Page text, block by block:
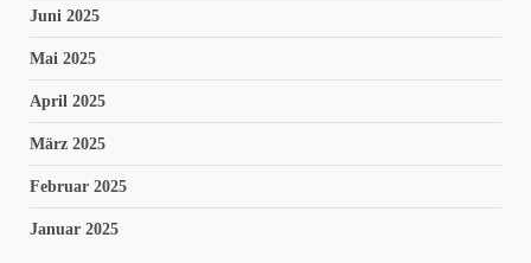
Juni 2025
Mai 2025
April 2025
März 2025
Februar 2025
Januar 2025